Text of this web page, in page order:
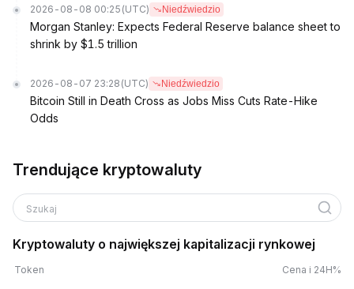
2026-08-08 00:25 (UTC) Niedźwiedzio
Morgan Stanley: Expects Federal Reserve balance sheet to
shrink by $1.5 trillion
2026-08-07 23:28 (UTC) Niedźwiedzio
Bitcoin Still in Death Cross as Jobs Miss Cuts Rate-Hike
Odds
Trendujące kryptowaluty
Szukaj
Kryptowaluty o największej kapitalizacji rynkowej
Token Cena i 24H%